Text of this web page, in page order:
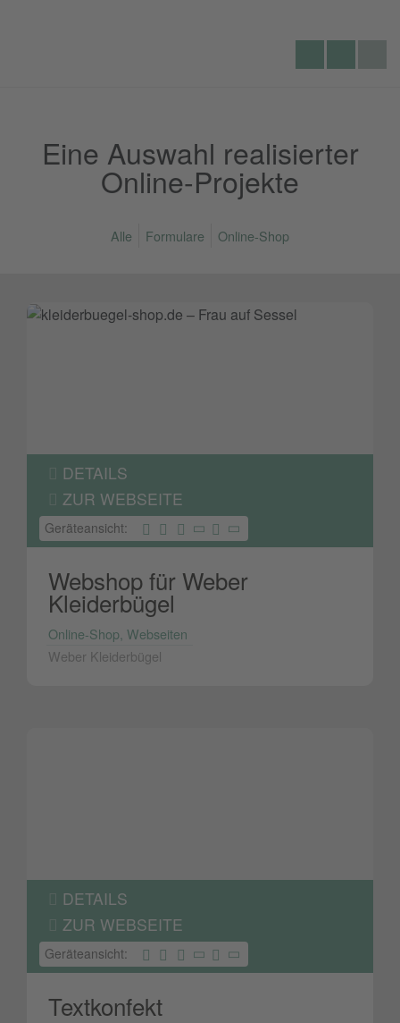
Eine Auswahl realisierter
Online-Projekte
Alle Formulare Online-Shop
DETAILS
ZUR WEBSEITE
Geräteansicht:
Webshop für Weber
Kleiderbügel
Online-Shop, Webseiten
Weber Kleiderbügel
DETAILS
ZUR WEBSEITE
Geräteansicht:
Textkonfekt